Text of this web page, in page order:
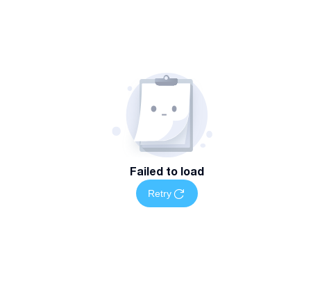
Failed to load
Retry